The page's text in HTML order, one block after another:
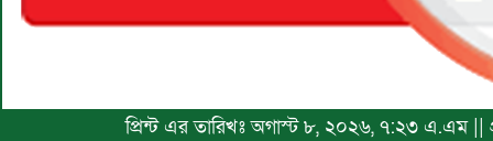
প্রিন্ট এর তারিখঃ অগাস্ট ৮, ২০২৬, ৭:২৩ এ.এম